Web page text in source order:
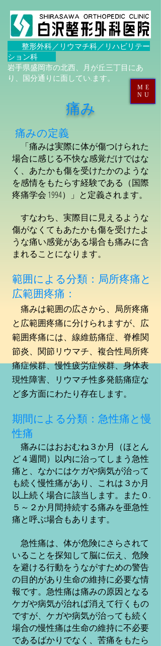
整形外科／リウマチ科／リハビリテー
ション科
岩手県盛岡市の北西、月が丘三丁目にあ
り、国分通りに面してい.ます。
ME
NU
痛み
痛みの定義
「痛みは実際に体が傷つけられた
場合に感じる不快な感覚だけではな
く、あたかも傷を受けたかのような
を感情をもたらす経験である（国際
疼痛学会 1994）」と定義されます。
すなわち、実際目に見えるような
傷がなくてもあたかも傷を受けたよ
うな痛い感覚がある場合も痛みに含
まれることになります。
範囲による分類：局所疼痛と
広範囲疼痛：
痛みは範囲の広さから、局所疼痛
と広範囲疼痛に分けられますが、広
範囲疼痛には、線維筋痛症、脊椎関
節炎、関節リウマチ、複合性局所疼
痛症候群、慢性疲労症候群、身体表
現性障害、リウマチ性多発筋痛症な
ど多方面にわたり存在し ます。
期間による分類：急性痛と慢
性痛
痛みにはおおむね３か月（ほとん
ど４週間）以内に治ってしまう急性
痛と、なかにはケガや病気が治って
も続く慢性痛があり、これは３か月
以上続く場合に該当します。また０.
５～２か月間持続する痛みを亜急性
痛と呼ぶ場合もあります。
急性痛は、体が危険にさらされて
いることを探知して脳に伝え、危険
を避ける行動をうながすための警告
の目的があり生命の維持に必要な情
報です。急性痛は痛みの原因となる
ケガや病気が治れば消えて行くもの
ですが、ケガや病気が治っても続く
場合の慢性痛は生命の維持に不必要
であるばかりでなく、苦痛をもたら